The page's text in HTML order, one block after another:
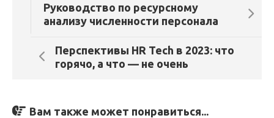
Руководство по ресурсному
анализу численности персонала
Перспективы HR Tech в 2023: что
горячо, а что — не очень
Вам также может понравиться...